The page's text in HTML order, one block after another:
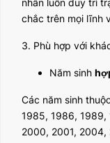
nhân luôn duy trì
chắc trên mọi lĩnh
3. Phù hợp với
Năm sinh
Các năm sinh
1985, 1986, 1989,
2000, 2001,